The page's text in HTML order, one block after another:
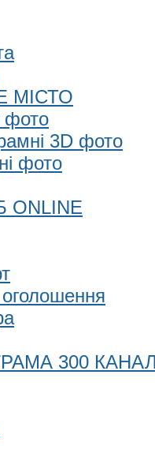
МІСТО
фото
3D фото
фото
ONLINE
оголошення
300